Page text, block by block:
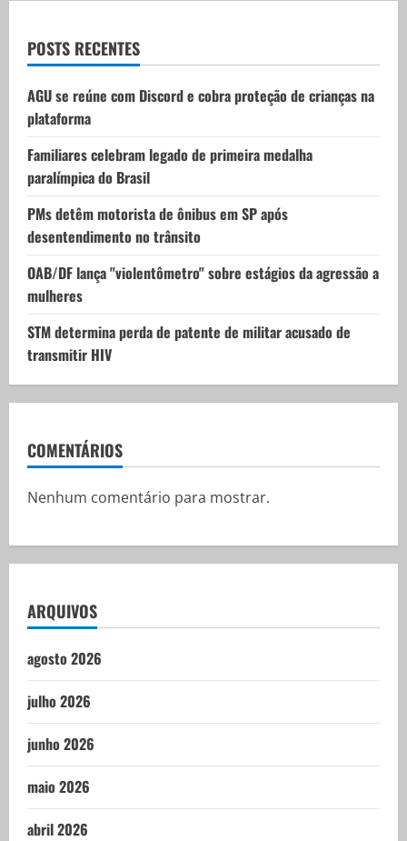
t
i
o
n
POSTS RECENTES
AGU se reúne com Discord e cobra proteção de crianças na
plataforma
Familiares celebram legado de primeira medalha
paralímpica do Brasil
PMs detêm motorista de ônibus em SP após
desentendimento no trânsito
OAB/DF lança "violentômetro" sobre estágios da agressão a
mulheres
STM determina perda de patente de militar acusado de
transmitir HIV
COMENTÁRIOS
Nenhum comentário para mostrar.
ARQUIVOS
agosto 2026
julho 2026
junho 2026
maio 2026
abril 2026